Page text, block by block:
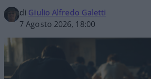
di Giulio Alfredo Galetti
7 Agosto 2026, 18:00